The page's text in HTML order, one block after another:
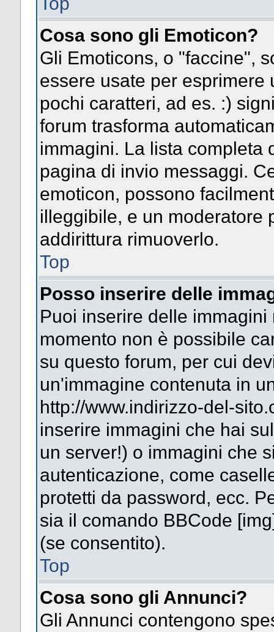
Cosa sono gli Emoticon?
Gli Emoticons, o "faccine",
essere usate per
pochi caratteri, ad es. :)
forum trasforma
immagini. La lista completa
pagina di invio messaggi.
emoticon, possono
illeggibile, e un moderatore
addirittura rimuoverlo.
Top
Posso inserire delle
Puoi inserire delle
momento non è possibile
su questo forum, per cui
un'immagine contenuta in
http://www.indirizzo-del-
inserire immagini che hai
un server!) o immagini che
autenticazione, come
protetti da password, ecc.
sia il comando BBCode
(se consentito).
Top
Cosa sono gli Annunci?
Gli Annunci contengono